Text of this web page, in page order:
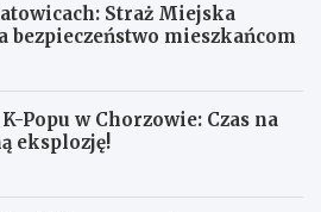
Straż Miejska
bezpieczeństwo mieszkańcom
Popu w Chorzowie: Czas na
eksplozję!